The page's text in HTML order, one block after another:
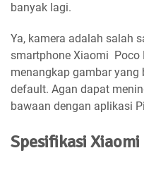
banyak lagi.
Ya, kamera adalah salah
smartphone Xiaomi Poco
menangkap gambar yang
default. Agan dapat
bawaan dengan aplikasi
Spesifikasi Xiaomi